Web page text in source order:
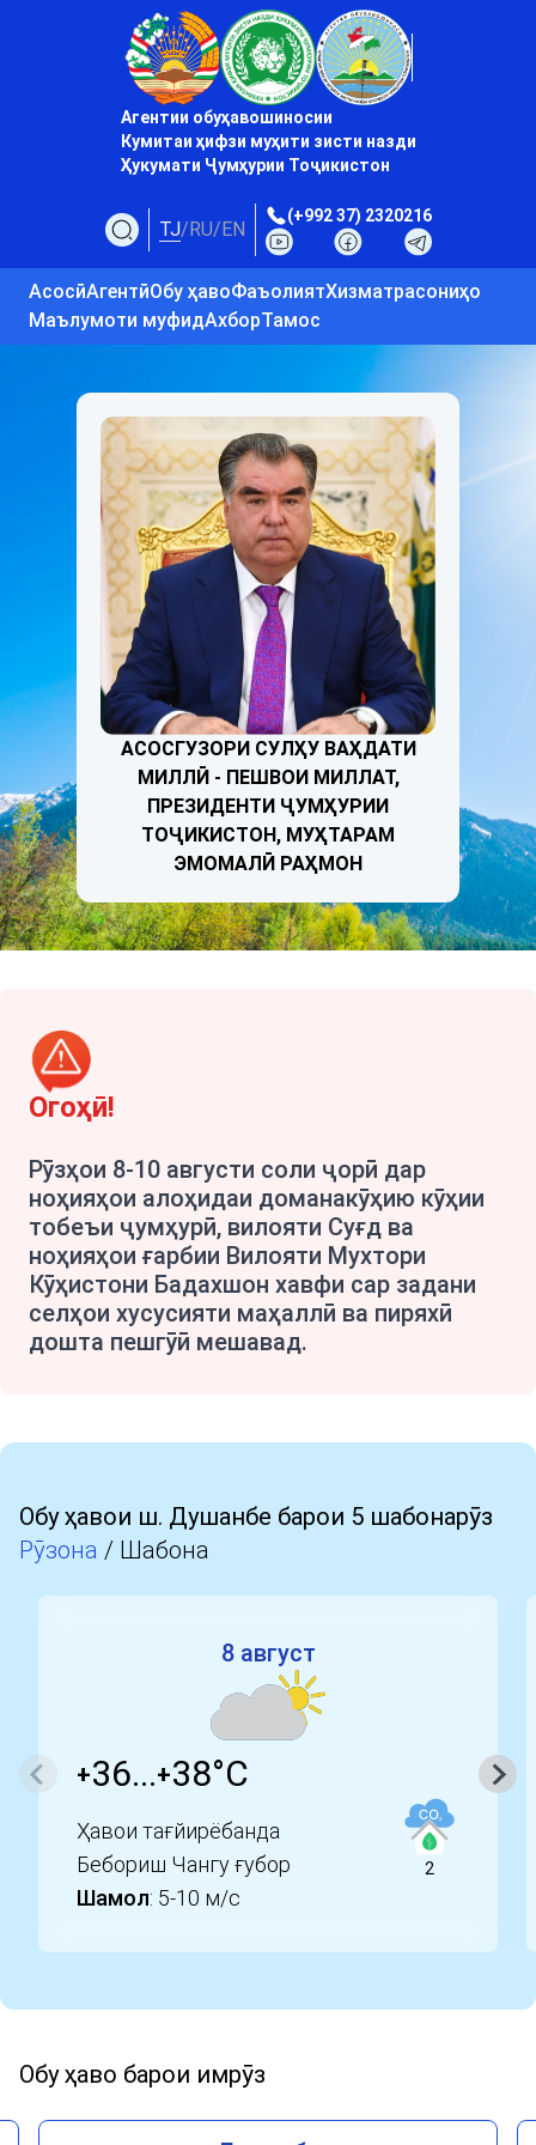
Агентии обуҳавошиносии
Кумитаи ҳифзи муҳити зисти назди
Ҳукумати Ҷумҳурии Тоҷикистон
TJ/RU/EN
(+992 37) 2320216
АсосӣАгентӣОбу ҳавоФаъолиятХизматрасониҳо
Маълумоти муфидАхборТамос
АСОСГУЗОРИ СУЛҲУ ВАҲДАТИ
МИЛЛӢ - ПЕШВОИ МИЛЛАТ,
ПРЕЗИДЕНТИ ҶУМҲУРИИ
ТОҶИКИСТОН, МУҲТАРАМ
ЭМОМАЛӢ РАҲМОН
Огоҳӣ!
Рӯзҳои 8-10 августи соли ҷорӣ дар
ноҳияҳои алоҳидаи доманакӯҳию кӯҳии
тобеъи ҷумҳурӣ, вилояти Суғд ва
ноҳияҳои ғарбии Вилояти Мухтори
Кӯҳистони Бадахшон хавфи сар задани
селҳои хусусияти маҳаллӣ ва пиряхӣ
дошта пешгӯӣ мешавад.
Обу ҳавои ш. Душанбе барои 5 шабонарӯз
Рӯзона / Шабона
8 август
+36...+38°C
Ҳавои тағйирёбанда
Бебориш Чангу ғубор
Шамол: 5-10 м/c
2
Обу ҳаво барои имрӯз